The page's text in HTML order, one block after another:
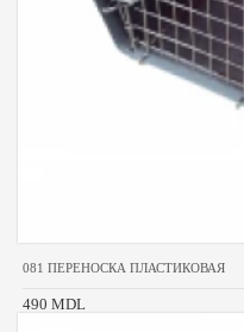
081 ПЕРЕНОСКА ПЛАСТИКОВАЯ
490 MDL